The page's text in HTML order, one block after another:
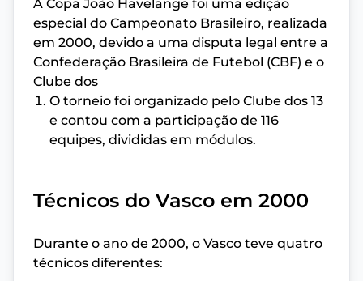
A Copa João Havelange foi uma edição
especial do Campeonato Brasileiro, realizada
em 2000, devido a uma disputa legal entre a
Confederação Brasileira de Futebol (CBF) e o
Clube dos
O torneio foi organizado pelo Clube dos 13
e contou com a participação de 116
equipes, divididas em módulos.
Técnicos do Vasco em 2000
Durante o ano de 2000, o Vasco teve quatro
técnicos diferentes: